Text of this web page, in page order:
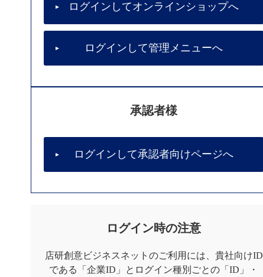
ログインしてオンラインショップへ
ログインして管理メニューへ
承認者様
ログインして承認者向けページへ
ログイン時の注意
店研創意ビジネスネットのご利用には、貴社向けID
である「企業ID」とログイン種別ごとの「ID」・